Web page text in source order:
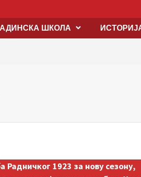
ШКОЛА
1923 за нову сезону,